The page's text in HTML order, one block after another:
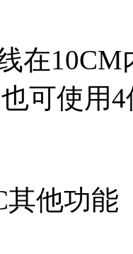
内
使用4
他功能